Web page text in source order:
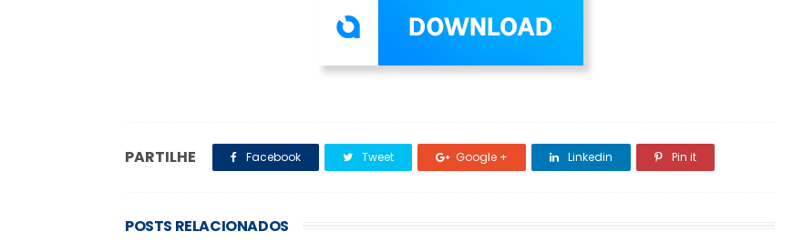
PARTILHE Facebook Tweet Google + Linkedin Pin it
POSTS RELACIONADOS